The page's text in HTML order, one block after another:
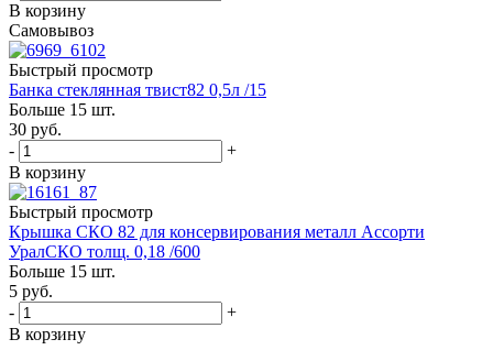
В корзину
Самовывоз
Быстрый просмотр
Банка стеклянная твист82 0,5л /15
Больше 15 шт.
30 руб.
-
+
В корзину
Быстрый просмотр
Крышка СКО 82 для консервирования металл Ассорти
УралСКО толщ. 0,18 /600
Больше 15 шт.
5 руб.
-
+
В корзину